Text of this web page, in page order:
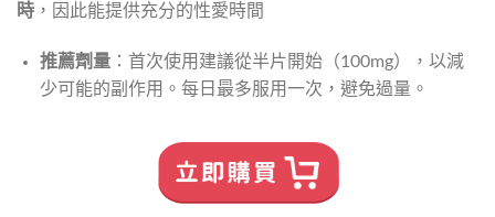
時 ，因此能提供充分的性愛時間​
推薦劑量：首次使用建議從半片開始（100mg），以減
少可能的副作用。每日最多服用一次，避免過量。